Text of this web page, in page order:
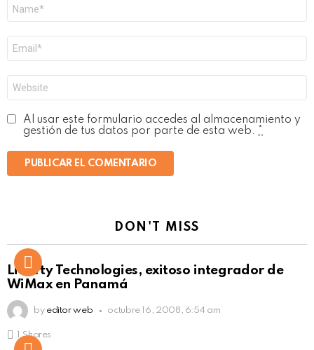
electrónico
*
Al usar este formulario accedes al almacenamiento y
gestión de tus datos por parte de esta web.
DON'T MISS
Liberty Technologies, exitoso integrador de
WiMax en Panamá
by editor web octubre 16, 2008, 6:54 am
Shares